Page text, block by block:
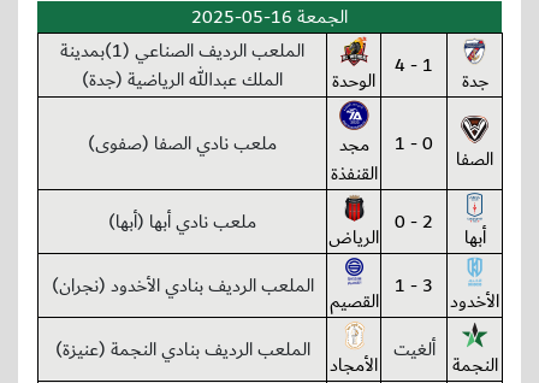
الجمعة 16-05-2025
جدة 1 - 4 الوحدة
الملعب الرديف الصناعي (1)بمدينة
الملك عبدالله الرياضية (جدة)
الصفا 0 - 1
مجد
القنفذة
ملعب نادي الصفا (صفوى)
أبها 2 - 0 الرياض ملعب نادي أبها (أبها)
الأخدود 3 - 1 القصيم الملعب الرديف بنادي الأخدود (نجران)
النجمة ألغيت الأمجاد الملعب الرديف بنادي النجمة (عنيزة)